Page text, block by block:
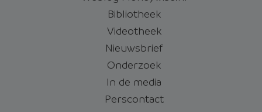
Bibliotheek
Videotheek
Nieuwsbrief
Onderzoek
In de media
Perscontact